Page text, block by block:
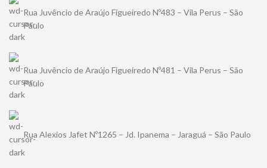
Rua Juvêncio de Araújo Figueiredo Nº483 – Vila Perus – São
Paulo
Rua Juvêncio de Araújo Figueiredo Nº481 – Vila Perus – São
Paulo
Rua Alexios Jafet Nº1265 – Jd. Ipanema – Jaraguá – São Paulo